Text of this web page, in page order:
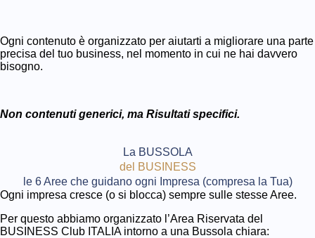
Ogni contenuto è organizzato per aiutarti a migliorare una parte
precisa del tuo business, nel momento in cui ne hai davvero
bisogno.
Non contenuti generici, ma Risultati specifici.
La BUSSOLA
del BUSINESS
le 6 Aree che guidano ogni Impresa (compresa la Tua)​
Ogni impresa cresce (o si blocca) sempre sulle stesse Aree.
Per questo abbiamo organizzato l’Area Riservata del
BUSINESS Club ITALIA intorno a una Bussola chiara: